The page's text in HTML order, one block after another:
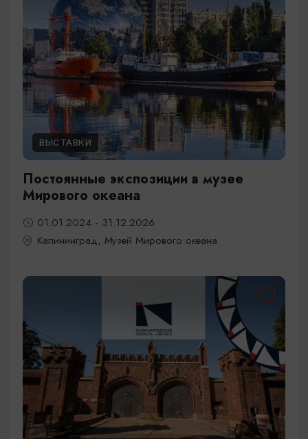
ВЫСТАВКИ
Постоянные экспозиции в музее
Мирового океана
01.01.2024 - 31.12.2026
Калининград, Музей Мирового океана